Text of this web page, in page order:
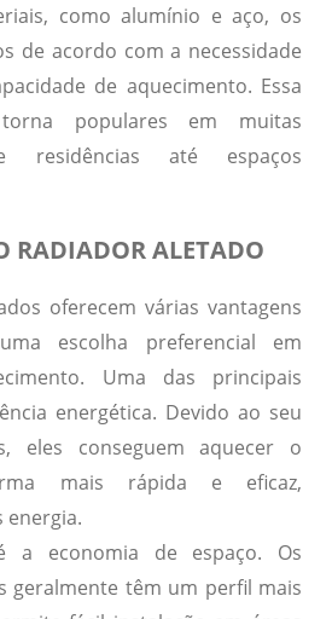
como alumínio e aço, os
de acordo com a necessidade
de aquecimento. Essa
populares em muitas
residências até espaços
RADIADOR ALETADO
oferecem várias vantagens
escolha preferencial em
Uma das principais
energética. Devido ao seu
eles conseguem aquecer o
mais rápida e eficaz,
energia.
a economia de espaço. Os
geralmente têm um perfil mais